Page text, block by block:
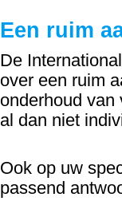
Een ruim
De
over een ruim
onderhoud van
al dan niet
Ook op uw
passend